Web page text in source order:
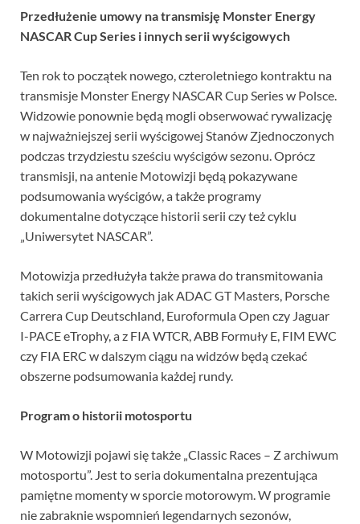
Przedłużenie umowy na transmisję Monster Energy
NASCAR Cup Series i innych serii wyścigowych
Ten rok to początek nowego, czteroletniego kontraktu na
transmisje Monster Energy NASCAR Cup Series w Polsce.
Widzowie ponownie będą mogli obserwować rywalizację
w najważniejszej serii wyścigowej Stanów Zjednoczonych
podczas trzydziestu sześciu wyścigów sezonu. Oprócz
transmisji, na antenie Motowizji będą pokazywane
podsumowania wyścigów, a także programy
dokumentalne dotyczące historii serii czy też cyklu
„Uniwersytet NASCAR”.
Motowizja przedłużyła także prawa do transmitowania
takich serii wyścigowych jak ADAC GT Masters, Porsche
Carrera Cup Deutschland, Euroformula Open czy Jaguar
I-PACE eTrophy, a z FIA WTCR, ABB Formuły E, FIM EWC
czy FIA ERC w dalszym ciągu na widzów będą czekać
obszerne podsumowania każdej rundy.
Program o historii motosportu
W Motowizji pojawi się także „Classic Races – Z archiwum
motosportu”. Jest to seria dokumentalna prezentująca
pamiętne momenty w sporcie motorowym. W programie
nie zabraknie wspomnień legendarnych sezonów,